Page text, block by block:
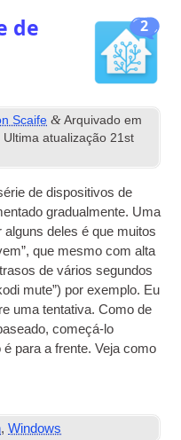
2
de
Scaife &Arquivado em
Ultima atualização21st
de dispositivos de
gradualmente. Uma
deles é que muitos
que mesmo com alta
de vários segundos
mute”) por exemplo. Eu
uma tentativa. Como de
começá-lo
para a frente. Veja como
,Windows